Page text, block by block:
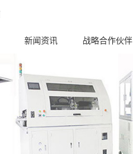
新闻资讯 战略合作伙伴